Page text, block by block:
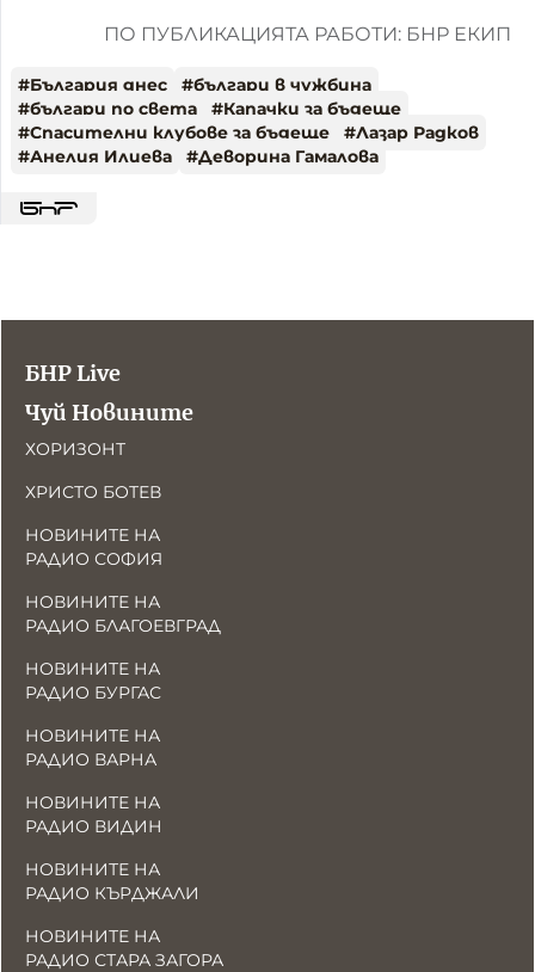
ПО ПУБЛИКАЦИЯТА РАБОТИ: БНР ЕКИП
#България днес #българи в чужбина
#българи по света #Капачки за бъдеще
#Спасителни клубове за бъдеще #Лазар Радков
#Анелия Илиева #Деворина Гамалова
БНР Live
Чуй Новините
ХОРИЗОНТ
ХРИСТО БОТЕВ
НОВИНИТЕ НА
РАДИО СОФИЯ
НОВИНИТЕ НА
РАДИО БЛАГОЕВГРАД
НОВИНИТЕ НА
РАДИО БУРГАС
НОВИНИТЕ НА
РАДИО ВАРНА
НОВИНИТЕ НА
РАДИО ВИДИН
НОВИНИТЕ НА
РАДИО КЪРДЖАЛИ
НОВИНИТЕ НА
РАДИО СТАРА ЗАГОРА